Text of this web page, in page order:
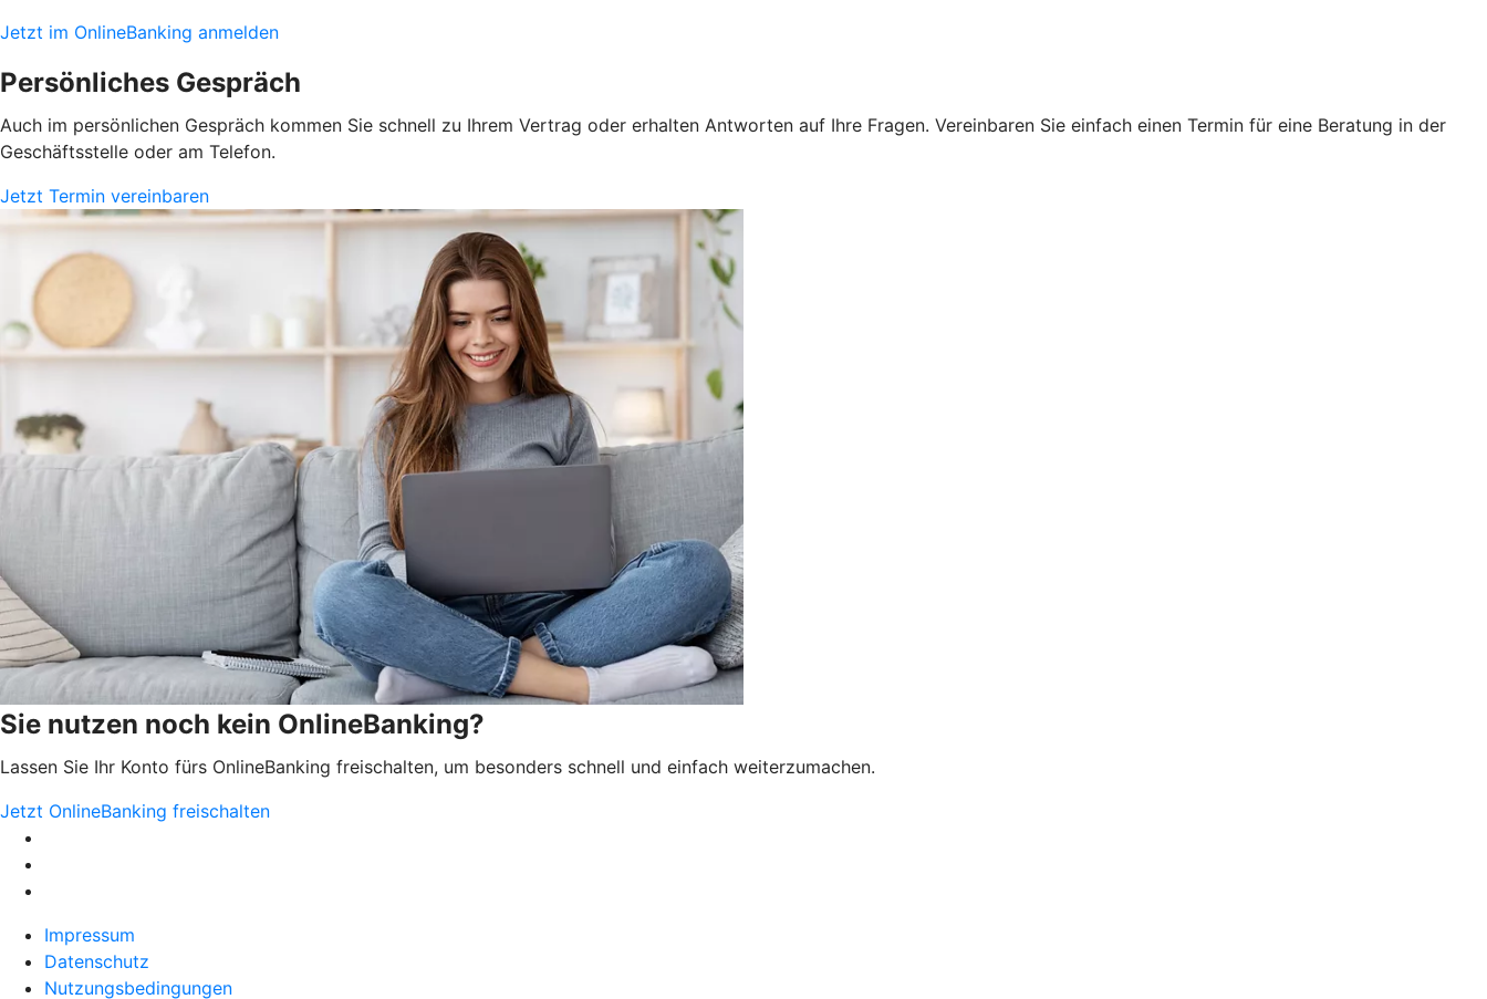
Jetzt im OnlineBanking anmelden
Persönliches Gespräch
Auch im persönlichen Gespräch kommen Sie schnell zu Ihrem Vertrag oder erhalten Antworten auf Ihre Fragen. Vereinbaren Sie einfach einen Termin für eine Beratung in der
Geschäftsstelle oder am Telefon.
Jetzt Termin vereinbaren
Sie nutzen noch kein OnlineBanking?
Lassen Sie Ihr Konto fürs OnlineBanking freischalten, um besonders schnell und einfach weiterzumachen.
Jetzt OnlineBanking freischalten
Impressum
Datenschutz
Nutzungsbedingungen